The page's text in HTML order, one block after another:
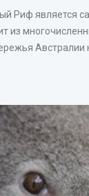
Риф является
из
Австралии